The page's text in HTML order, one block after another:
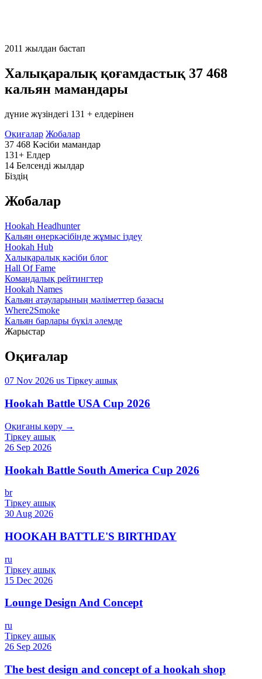
2011 жылдан бастап
Халықаралық қоғамдастық 37 468
кальян мамандары
дүние жүзіндегі 131 + елдерінен
Оқиғалар Жобалар
37 468 Кәсіби мамандар
131+ Елдер
14 Белсенді жылдар
Біздің
Жобалар
Hookah Headhunter
Кальян өнеркәсібінде жұмыс іздеу
Hookah Hub
Халықаралық кәсіби блог
Hall Of Fame
Командалық рейтингтер
Hookah Names
Кальян атауларының мәліметтер базасы
Where2Smoke
Кальян барлары бүкіл әлемде
Жарыстар
Оқиғалар
07 Nov 2026 us Тіркеу ашық
Hookah Battle USA Cup 2026
Оқиғаны көру →
Тіркеу ашық
26 Sep 2026
Hookah Battle South America Cup 2026
br
Тіркеу ашық
30 Aug 2026
HOOKAH BATTLE'S BIRTHDAY
ru
Тіркеу ашық
15 Dec 2026
Lounge Design And Concept
ru
Тіркеу ашық
26 Sep 2026
The best design and concept of a hookah shop